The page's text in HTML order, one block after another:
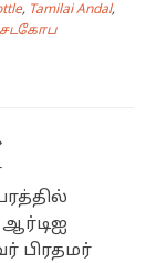
, Tamilai Andal,
பிரதமர்